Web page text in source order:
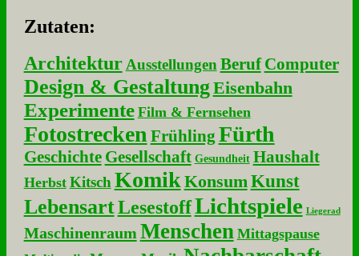
Zu­ta­ten:
Architektur Ausstellungen Beruf Computer
Design & GestaltungEisenbahn
Experimente Film & Fernsehen
Fotostrecken Frühling Fürth
Geschichte Gesellschaft Gesundheit Haushalt
Herbst Kitsch KomikKonsumKunst
LebensartLesestoffLichtspiele Liegerad
Maschinenraum Menschen Mittagspause